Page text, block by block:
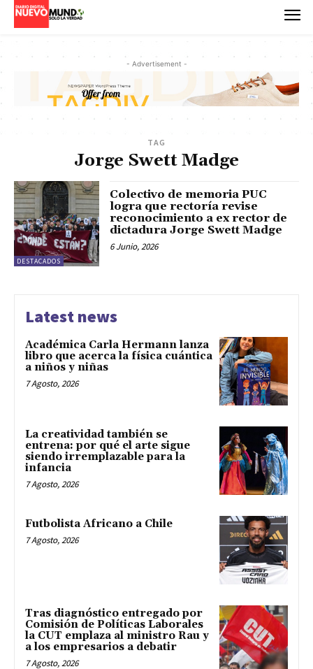
- Advertisement -
TAG
Jorge Swett Madge
DESTACADOS
Colectivo de memoria PUC
logra que rectoría revise
reconocimiento a ex rector de
dictadura Jorge Swett Madge
6 Junio, 2026
Latest news
Académica Carla Hermann lanza
libro que acerca la física cuántica
a niños y niñas
7 Agosto, 2026
La creatividad también se
entrena: por qué el arte sigue
siendo irremplazable para la
infancia
7 Agosto, 2026
Futbolista Africano a Chile
7 Agosto, 2026
Tras diagnóstico entregado por
Comisión de Políticas Laborales
la CUT emplaza al ministro Rau y
a los empresarios a debatir
7 Agosto, 2026